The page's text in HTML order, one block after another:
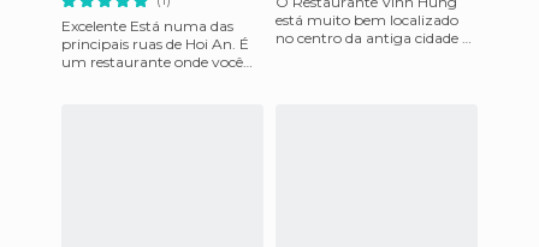
Excelente Está numa das
principais ruas de Hoi An. É
um restaurante onde você
está muito bem localizado
no centro da antiga cidade de